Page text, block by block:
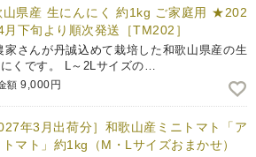
山県産 生にんにく 約1kg ご家庭用 ★202
月下旬より順次発送［TM202］
さんが丹誠込めて栽培した和歌山県産の生
くです。 L～2Lサイズの…
額 9,000円
年3月出荷分］和歌山産ミニトマト「ア
トマト」約1kg（M・Lサイズおまかせ）